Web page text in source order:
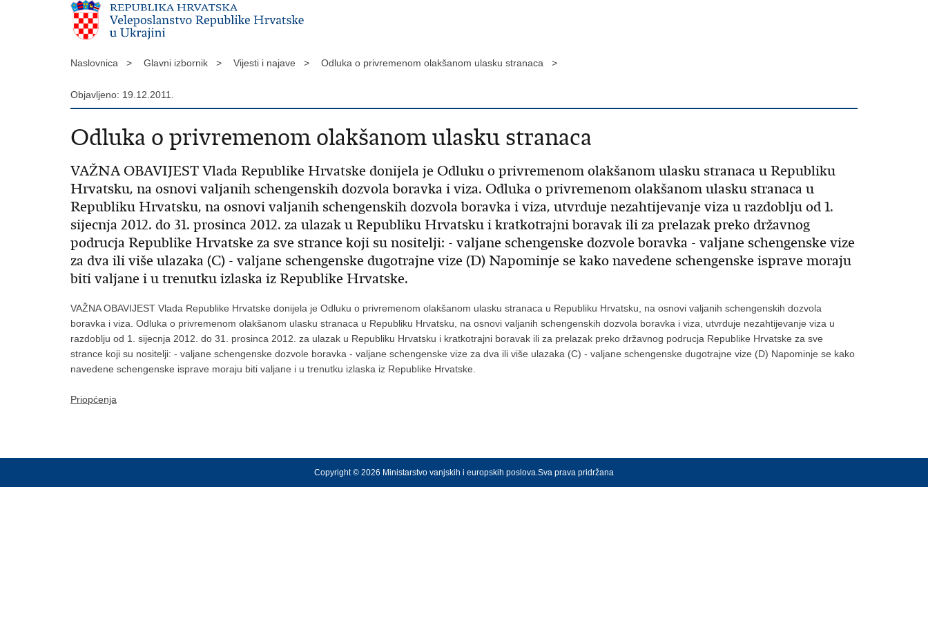
Naslovnica > Glavni izbornik > Vijesti i najave > Odluka o privremenom olakšanom ulasku stranaca >
Objavljeno: 19.12.2011.
Odluka o privremenom olakšanom ulasku stranaca
VAŽNA OBAVIJEST Vlada Republike Hrvatske donijela je Odluku o privremenom olakšanom ulasku stranaca u Republiku
Hrvatsku, na osnovi valjanih schengenskih dozvola boravka i viza. Odluka o privremenom olakšanom ulasku stranaca u
Republiku Hrvatsku, na osnovi valjanih schengenskih dozvola boravka i viza, utvrduje nezahtijevanje viza u razdoblju od 1.
sijecnja 2012. do 31. prosinca 2012. za ulazak u Republiku Hrvatsku i kratkotrajni boravak ili za prelazak preko državnog
podrucja Republike Hrvatske za sve strance koji su nositelji: - valjane schengenske dozvole boravka - valjane schengenske vize
za dva ili više ulazaka (C) - valjane schengenske dugotrajne vize (D) Napominje se kako navedene schengenske isprave moraju
biti valjane i u trenutku izlaska iz Republike Hrvatske.
VAŽNA OBAVIJEST Vlada Republike Hrvatske donijela je Odluku o privremenom olakšanom ulasku stranaca u Republiku Hrvatsku, na osnovi valjanih schengenskih dozvola
boravka i viza. Odluka o privremenom olakšanom ulasku stranaca u Republiku Hrvatsku, na osnovi valjanih schengenskih dozvola boravka i viza, utvrduje nezahtijevanje viza u
razdoblju od 1. sijecnja 2012. do 31. prosinca 2012. za ulazak u Republiku Hrvatsku i kratkotrajni boravak ili za prelazak preko državnog podrucja Republike Hrvatske za sve
strance koji su nositelji: - valjane schengenske dozvole boravka - valjane schengenske vize za dva ili više ulazaka (C) - valjane schengenske dugotrajne vize (D) Napominje se kako
navedene schengenske isprave moraju biti valjane i u trenutku izlaska iz Republike Hrvatske.
Priopćenja
Copyright © 2026 Ministarstvo vanjskih i europskih poslova.Sva prava pridržana